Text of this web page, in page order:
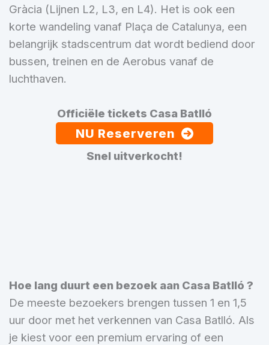
Gràcia (Lijnen L2, L3, en L4). Het is ook een
korte wandeling vanaf Plaça de Catalunya, een
belangrijk stadscentrum dat wordt bediend door
bussen, treinen en de Aerobus vanaf de
luchthaven.
Officiële tickets Casa Batlló
NU Reserveren
Snel uitverkocht!
Hoe lang duurt een bezoek aan Casa Batlló ?
De meeste bezoekers brengen tussen 1 en 1,5
uur door met het verkennen van Casa Batlló. Als
je kiest voor een premium ervaring of een